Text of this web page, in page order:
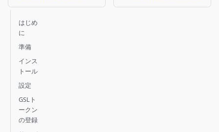
はじめ
に
準備
インス
トール
設定
GSLト
ークン
の登録